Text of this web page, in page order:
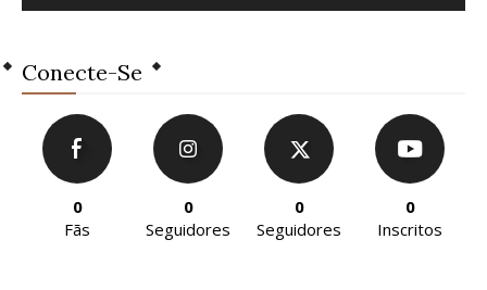
Conecte-Se
0
Fãs
0
Seguidores
0
Seguidores
0
Inscritos